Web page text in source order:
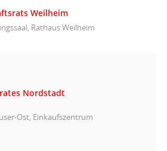
Weilheim
Rathaus Weilheim
Nordstadt
Ost, Einkaufszentrum